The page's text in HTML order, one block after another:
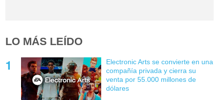
LO MÁS LEÍDO
Electronic Arts se convierte en una
compañía privada y cierra su
venta por 55.000 millones de
dólares